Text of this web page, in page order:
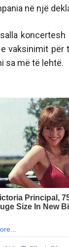
në një
vaksinimit për
sa më të lehtë.